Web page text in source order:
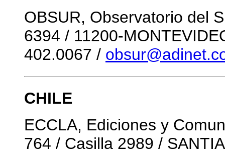
OBSUR, Observatorio del
6394 / 11200-
402.0067 /
CHILE
ECCLA, Ediciones y
764 / Casilla 2989 /